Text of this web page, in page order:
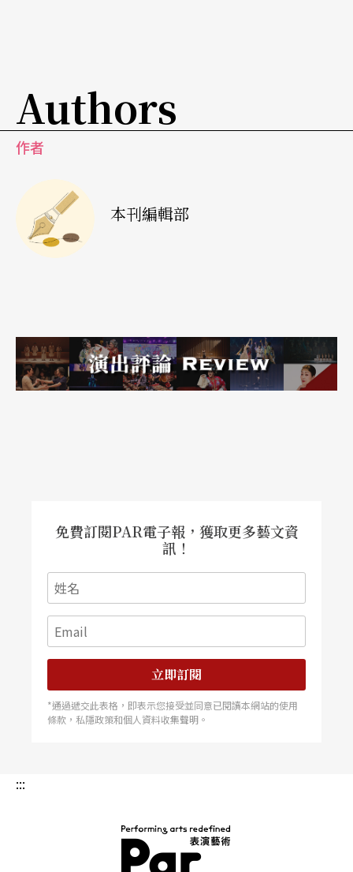
Authors
作者
本刊編輯部
免費訂閱PAR電子報，獲取更多藝文資
訊！
立即訂閱
*通過遞交此表格，即表示您接受並同意已閱讀本網站的使用
條款，私隱政策和個人資料收集聲明。
:::